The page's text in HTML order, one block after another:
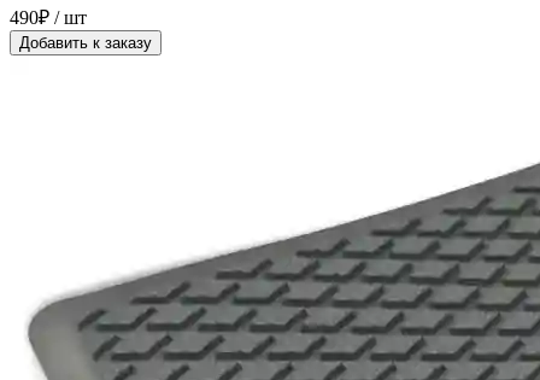
490₽ / шт
Добавить к заказу